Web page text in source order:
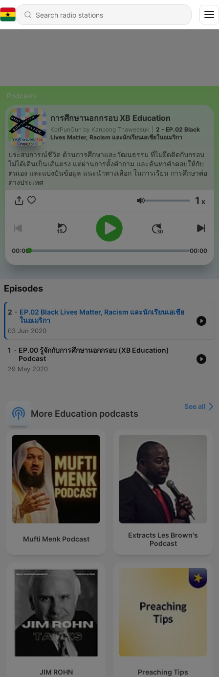
Podcasts
การศึกษานอกกรอบ XB Education
KorPunGun by Kanpong Thaweesuk
2 - EP.02 Black
Lives Matter, Racism และนักเรียนเอเชียในอเมริกา
ประสบการณ์ชีวิต ด้านการศึกษาและวัฒนธรรม ที่ไม่ยึดติดกับกรอบ
ไม่ได้เดินเป็นเส้นตรง แต่ผ่านการตั้งคำถาม และค้นหาคำตอบให้กับ
ตนเอง และแบ่งปันข้อมูล แนะนำทางเลือก ในการเรียน การศึกษาต่อ
ต่างประเทศ
Volume 1 x
00:00 00:00
Episodes
2 - EP.02 Black Lives Matter, Racism และนักเรียนเอเชีย
ในอเมริกา
03 Jun 2020
1 - EP.00 รู้จักกับการศึกษานอกกรอบ (XB Education)
Podcast
29 May 2020
More Education podcasts
See all
Mufti Menk Podcast
Extracts Les Brown's
Podcast
JIM ROHN Preaching Tips